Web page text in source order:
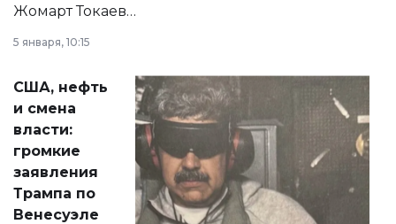
Жомарт Токаев
сразу несколько
актуальных тем —
от слухов о
политических
реформах до
вопросов армии,
экономики и
личного здоровья.
5 января, 10:15
США, нефть
и смена
власти:
громкие
заявления
Трампа по
Венесуэле